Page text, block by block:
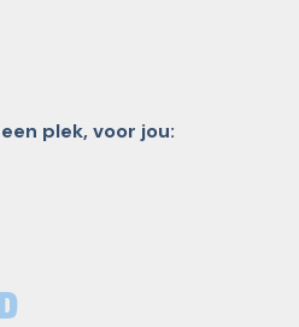
plek, voor jou: